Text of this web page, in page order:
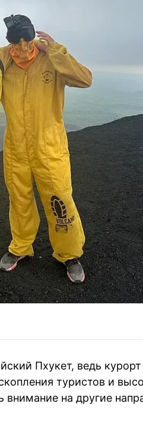
Пхукет, ведь
туристов и
внимание на другие